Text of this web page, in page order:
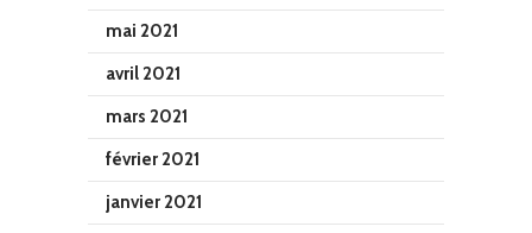
mai 2021
avril 2021
mars 2021
février 2021
janvier 2021